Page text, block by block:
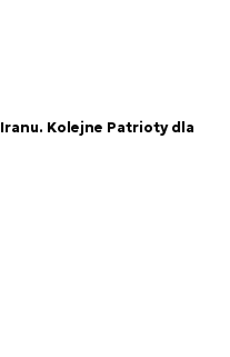
Kolejne Patrioty dla